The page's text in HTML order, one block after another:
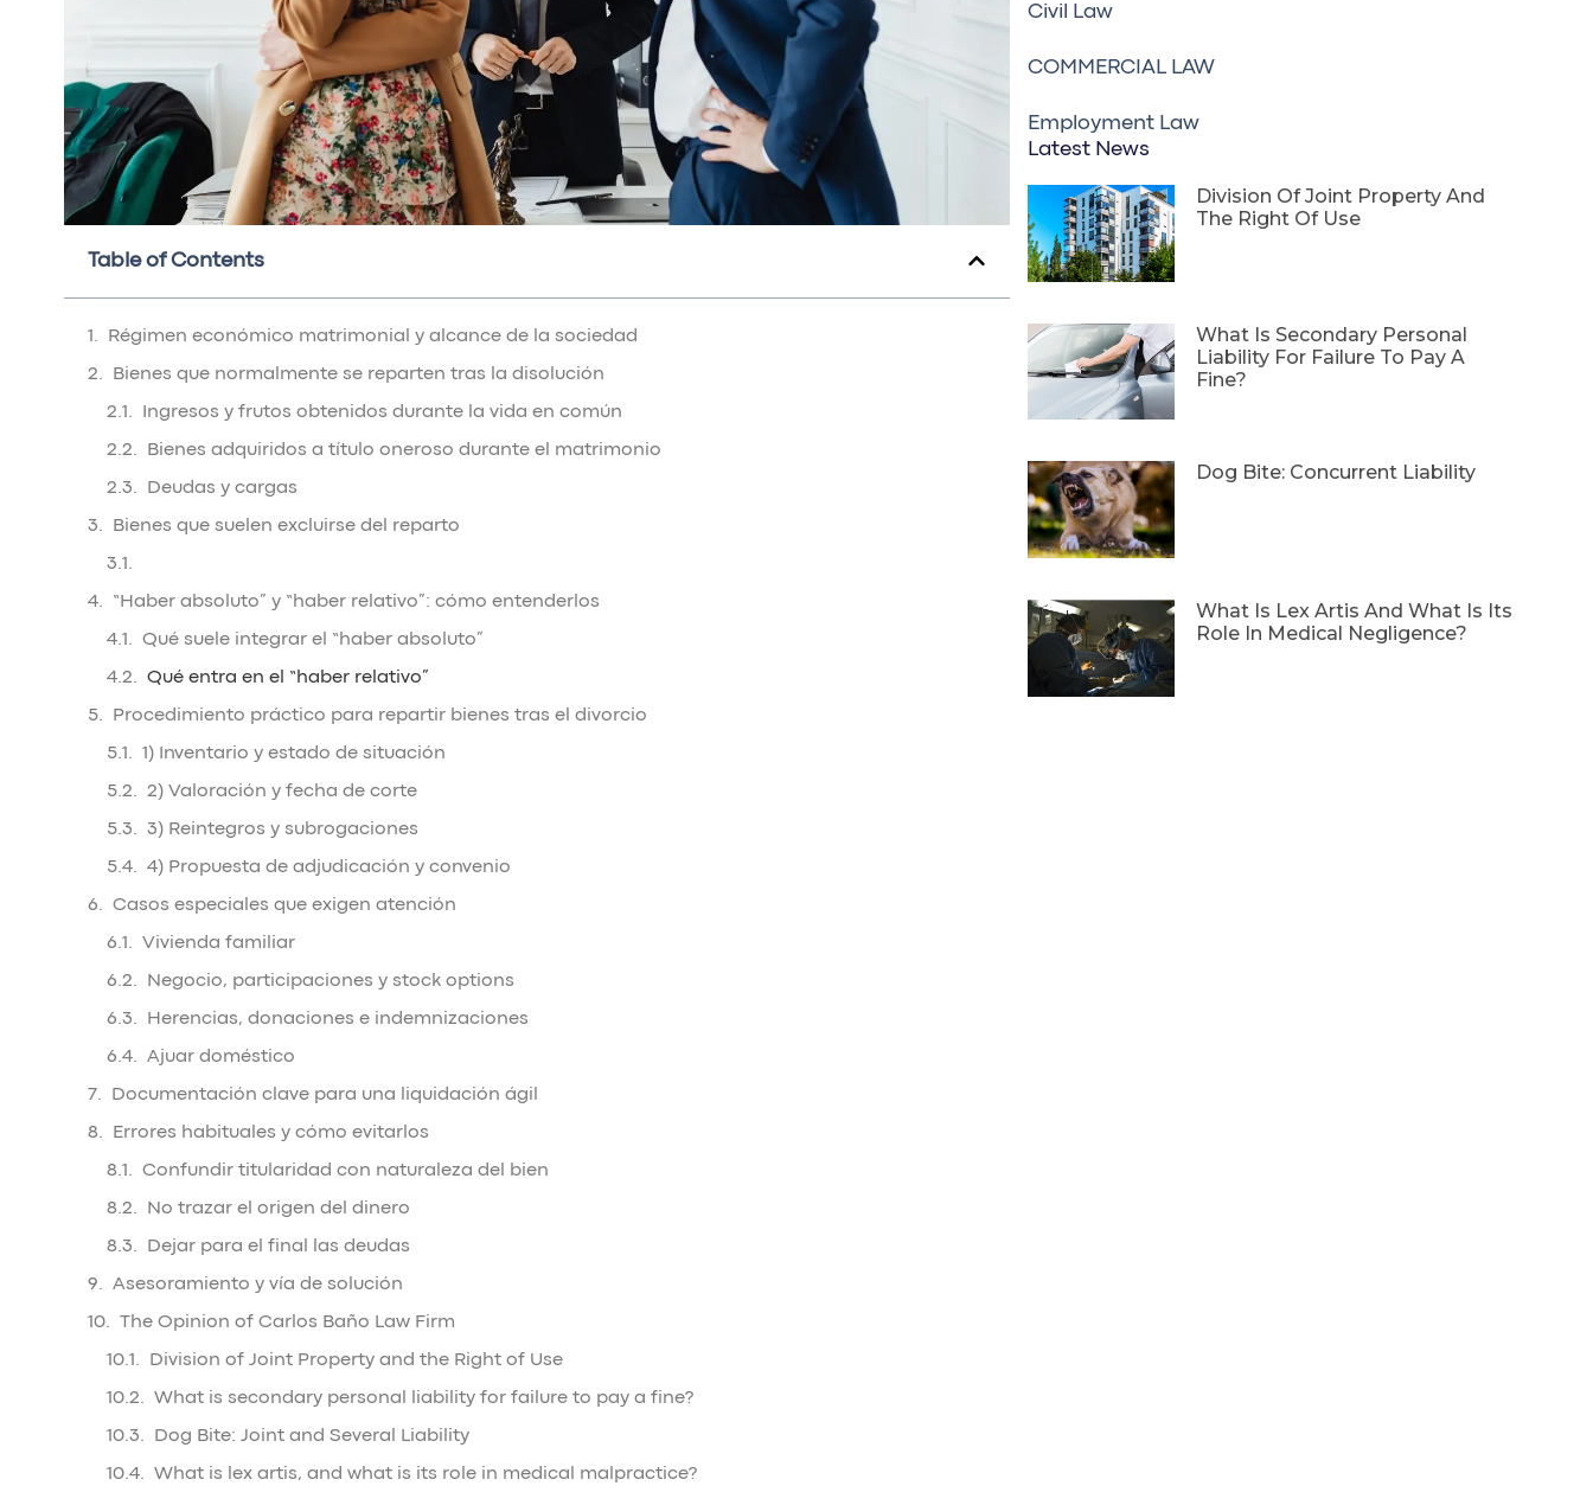
Table of Contents
Régimen económico matrimonial y alcance de la sociedad
Bienes que normalmente se reparten tras la disolución
Ingresos y frutos obtenidos durante la vida en común
Bienes adquiridos a título oneroso durante el matrimonio
Deudas y cargas
Bienes que suelen excluirse del reparto
“Haber absoluto” y “haber relativo”: cómo entenderlos
Qué suele integrar el “haber absoluto”
Qué entra en el “haber relativo”
Procedimiento práctico para repartir bienes tras el divorcio
1) Inventario y estado de situación
2) Valoración y fecha de corte
3) Reintegros y subrogaciones
4) Propuesta de adjudicación y convenio
Casos especiales que exigen atención
Vivienda familiar
Negocio, participaciones y stock options
Herencias, donaciones e indemnizaciones
Ajuar doméstico
Documentación clave para una liquidación ágil
Errores habituales y cómo evitarlos
Confundir titularidad con naturaleza del bien
No trazar el origen del dinero
Dejar para el final las deudas
Asesoramiento y vía de solución
The Opinion of Carlos Baño Law Firm
Division of Joint Property and the Right of Use
What is secondary personal liability for failure to pay a fine?
Dog Bite: Joint and Several Liability
What is lex artis, and what is its role in medical malpractice?
Civil Law
COMMERCIAL LAW
Employment Law
Latest News
Division Of Joint Property And
The Right Of Use
What Is Secondary Personal
Liability For Failure To Pay A
Fine?
Dog Bite: Concurrent Liability
What Is Lex Artis And What Is Its
Role In Medical Negligence?